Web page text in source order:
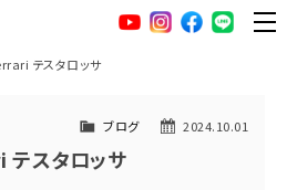
DIRECT YouTubeInstagramfacebook
LINE
テスタロッサ
2024.10.01
ブログ
スタロッサ